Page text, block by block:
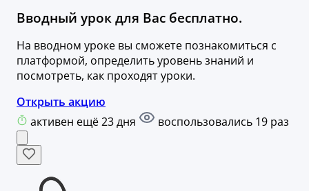
​Вводный урок для Вас бесплатно​.
На вводном уроке вы сможете познакомиться с
платформой, определить уровень знаний и
посмотреть, как проходят уроки.
Открыть акцию
активен ещё 23 дня
воспользовались 19 раз